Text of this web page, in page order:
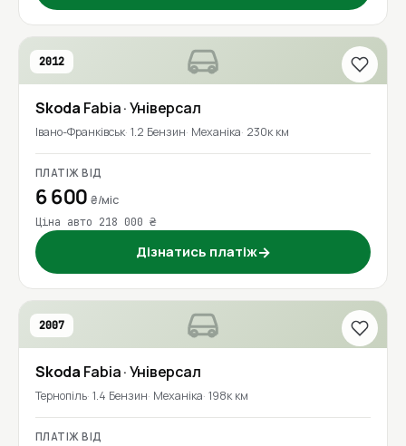
2012
Skoda Fabia· Універсал
Івано-Франківськ 1.2 Бензин Механіка 230к км
ПЛАТІЖ ВІД
6 600₴/міс
Ціна авто 218 000 ₴
Дізнатись платіж→
2007
Skoda Fabia· Універсал
Тернопіль 1.4 Бензин Механіка 198к км
ПЛАТІЖ ВІД